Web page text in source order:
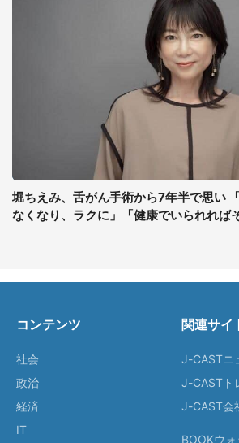
堀ちえみ、舌がん手術から7年半で思い
なくなり、ラクに」「健康でいられれば
コンテンツ
社会
政治
経済
IT
関連サイ
J-CASTニ
J-CASTト
J-CAST会
BOOKウォ